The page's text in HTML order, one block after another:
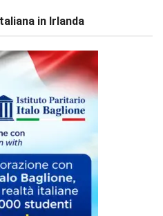
in Irlanda